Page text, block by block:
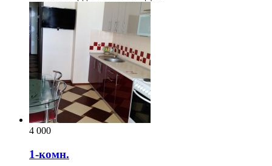
4 000
1-комн.